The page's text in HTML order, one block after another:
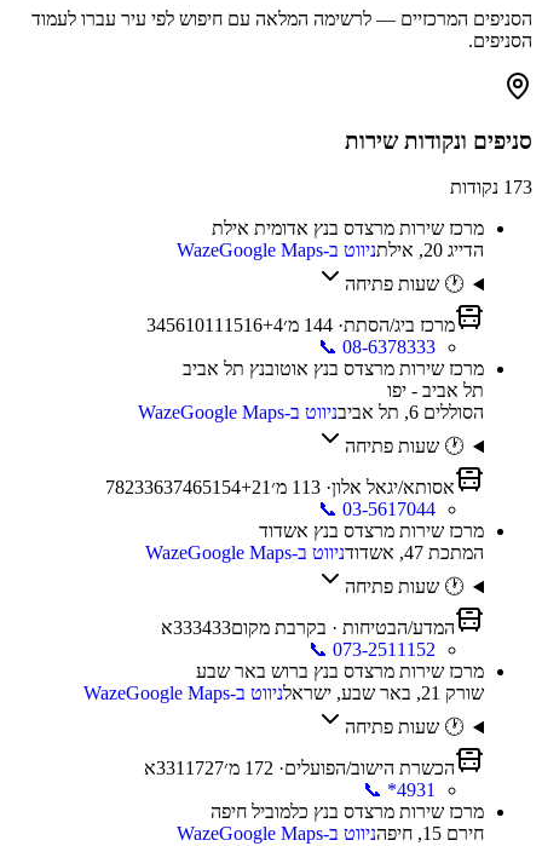
הסניפים המרכזיים — לרשימה המלאה עם חיפוש לפי עיר עברו לעמוד
הסניפים.
סניפים ונקודות שירות
173 נקודות
מרכז שירות מרצדס בנץ אדומית אילת
הדייג 20, אילת
ניווט ב-WazeGoogle Maps
🕐 שעות פתיחה
מרכז ביג/הסתת·
144 מ׳ 34561011 1516+4
📞 08-6378333
מרכז שירות מרצדס בנץ אוטובנץ תל אביב
תל אביב - יפו
הסוללים 6, תל אביב
ניווט ב-WazeGoogle Maps
🕐 שעות פתיחה
אסותא/יגאל אלון·
113 מ׳ 782336374651 54+21
📞 03-5617044
מרכז שירות מרצדס בנץ אשדוד
המתכת 47, אשדוד
ניווט ב-WazeGoogle Maps
🕐 שעות פתיחה
המדע/הבטיחות · בקרבת מקום 333433א
📞 073-2511152
מרכז שירות מרצדס בנץ ברוש באר שבע
שורק 21, באר שבע, ישראל
ניווט ב-WazeGoogle Maps
🕐 שעות פתיחה
הכשרת הישוב/הפועלים·
172 מ׳ 3311727א
📞 *4931
מרכז שירות מרצדס בנץ כלמוביל חיפה
חירם 15, חיפה
ניווט ב-WazeGoogle Maps